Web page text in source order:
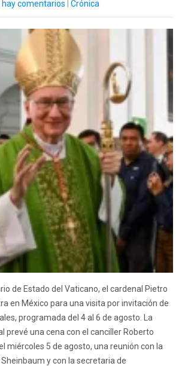
hay comentarios Crónica
de Estado del Vaticano, el cardenal Pietro
en México para una visita por invitación de
programada del 4 al 6 de agosto. La
prevé una cena con el canciller Roberto
miércoles 5 de agosto, una reunión con la
y con la secretaria de